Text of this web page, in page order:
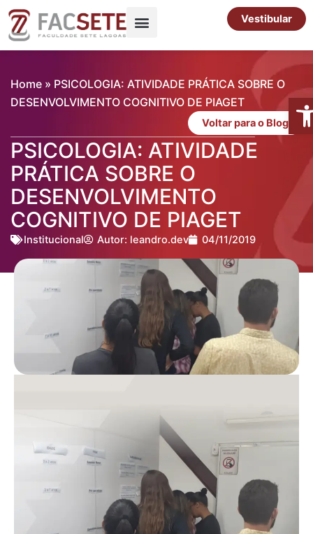
para
Vestibular
Home » PSICOLOGIA: ATIVIDADE PRÁTICA SOBRE O
DESENVOLVIMENTO COGNITIVO DE PIAGET
Voltar para o Blog
PSICOLOGIA: ATIVIDADE
PRÁTICA SOBRE O
DESENVOLVIMENTO
COGNITIVO DE PIAGET
Institucional Autor: leandro.dev 04/11/2019